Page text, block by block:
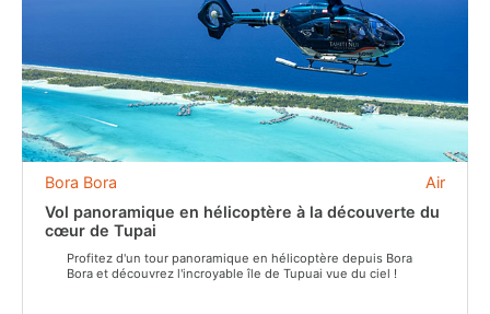
Air
Bora Bora
Vol panoramique en hélicoptère à la découverte du
cœur de Tupai
Profitez d'un tour panoramique en hélicoptère depuis Bora
Bora et découvrez l'incroyable île de Tupuai vue du ciel !